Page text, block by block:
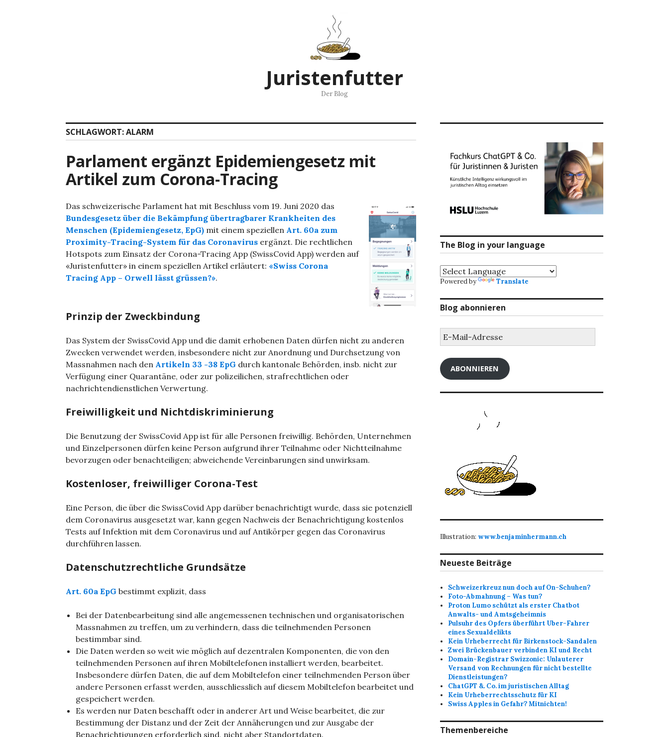
Juristenfutter
Der Blog
SCHLAGWORT:ALARM
Parlament ergänzt Epidemiengesetz mit
Artikel zum Corona-Tracing
Das schweizerische Parlament hat mit Beschluss vom 19. Juni 2020 das
Bundesgesetz über die Bekämpfung übertragbarer Krankheiten des
Menschen (Epidemiengesetz, EpG) mit einem speziellen Art. 60a zum
Proximity-Tracing-System für das Coronavirus ergänzt. Die rechtlichen
Hotspots zum Einsatz der Corona-Tracing App (SwissCovid App) werden auf
«Juristenfutter» in einem speziellen Artikel erläutert: «Swiss Corona
Tracing App – Orwell lässt grüssen?».
Prinzip der Zweckbindung
Das System der SwissCovid App und die damit erhobenen Daten dürfen nicht zu anderen
Zwecken verwendet werden, insbesondere nicht zur Anordnung und Durchsetzung von
Massnahmen nach den Artikeln 33 -38 EpG durch kantonale Behörden, insb. nicht zur
Verfügung einer Quarantäne, oder zur polizeilichen, strafrechtlichen oder
nachrichtendienstlichen Verwertung.
Freiwilligkeit und Nichtdiskriminierung
Die Benutzung der SwissCovid App ist für alle Personen freiwillig. Behörden, Unternehmen
und Einzelpersonen dürfen keine Person aufgrund ihrer Teilnahme oder Nichtteilnahme
bevorzugen oder benachteiligen; abweichende Vereinbarungen sind unwirksam.
Kostenloser, freiwilliger Corona-Test
Eine Person, die über die SwissCovid App darüber benachrichtigt wurde, dass sie potenziell
dem Coronavirus ausgesetzt war, kann gegen Nachweis der Benachrichtigung kostenlos
Tests auf Infektion mit dem Coronavirus und auf Antikörper gegen das Coronavirus
durchführen lassen.
Datenschutzrechtliche Grundsätze
Art. 60a EpG bestimmt explizit, dass
Bei der Datenbearbeitung sind alle angemessenen technischen und organisatorischen
Massnahmen zu treffen, um zu verhindern, dass die teilnehmenden Personen
bestimmbar sind.
Die Daten werden so weit wie möglich auf dezentralen Komponenten, die von den
teilnehmenden Personen auf ihren Mobiltelefonen installiert werden, bearbeitet.
Insbesondere dürfen Daten, die auf dem Mobiltelefon einer teilnehmenden Person über
andere Personen erfasst werden, ausschliesslich auf diesem Mobiltelefon bearbeitet und
gespeichert werden.
Es werden nur Daten beschafft oder in anderer Art und Weise bearbeitet, die zur
Bestimmung der Distanz und der Zeit der Annäherungen und zur Ausgabe der
Benachrichtigungen erforderlich sind, nicht aber Standortdaten.
The Blog in your language
Powered by Translate
Blog abonnieren
Mail-
ABONNIEREN
Illustration: www.benjaminhermann.ch
Neueste Beiträge
Schweizerkreuz nun doch auf On-Schuhen?
Foto-Abmahnung – Was tun?
Proton Lumo schützt als erster Chatbot
Anwalts- und Amtsgeheimnis
Pulsuhr des Opfers überführt Uber-Fahrer
eines Sexualdelikts
Kein Urheberrecht für Birkenstock-Sandalen
Zwei Brückenbauer verbinden KI und Recht
Domain-Registrar Swizzonic: Unlauterer
Versand von Rechnungen für nicht bestellte
Dienstleistungen?
ChatGPT &. Co. im juristischen Alltag
Kein Urheberrechtsschutz für KI
Swiss Apples in Gefahr? Mitnichten!
Themenbereiche